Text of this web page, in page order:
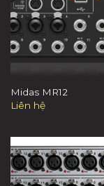
Midas MR12
Liên hệ